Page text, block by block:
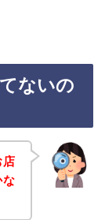
ないの
店
な